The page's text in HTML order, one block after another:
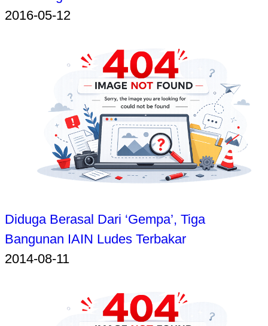
2016-05-12
Diduga Berasal Dari ‘Gempa’, Tiga
Bangunan IAIN Ludes Terbakar
2014-08-11